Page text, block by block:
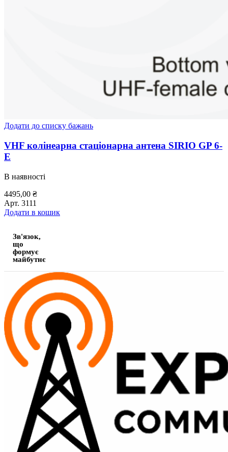
Додати до списку бажань
VHF колінеарна стаціонарна антена SIRIO GP 6-
Е
В наявності
4495,00 ₴
Арт. 3111
Додати в кошик
Зв'язок,
що
формує
майбутнє